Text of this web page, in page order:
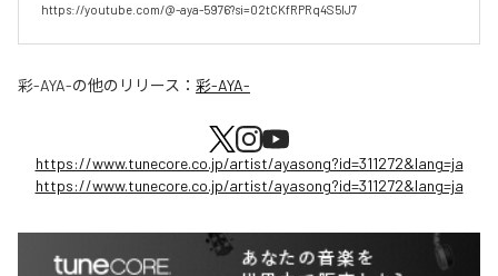
https://youtube.com/@-aya-5976?si=02tCKfRPRq4S5lJ7
彩-AYA-の他のリリース： 彩-AYA-
https://www.tunecore.co.jp/artist/ayasong?id=311272&lang=ja
https://www.tunecore.co.jp/artist/ayasong?id=311272&lang=ja